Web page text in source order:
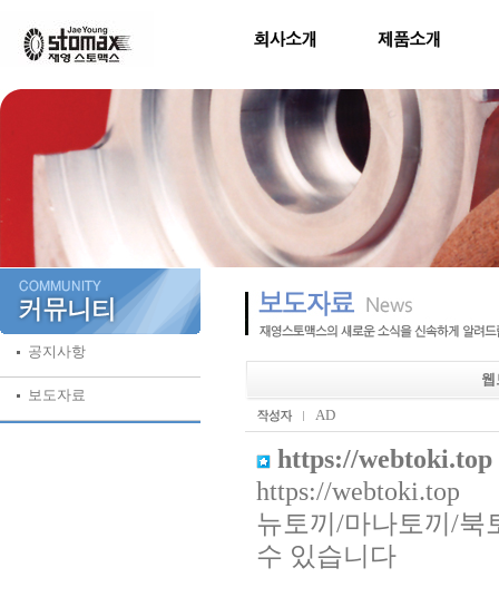
공지사항
보도자료
AD
https://webtoki.top
https://webtoki.top
뉴토끼/마나토끼/북
수 있습니다